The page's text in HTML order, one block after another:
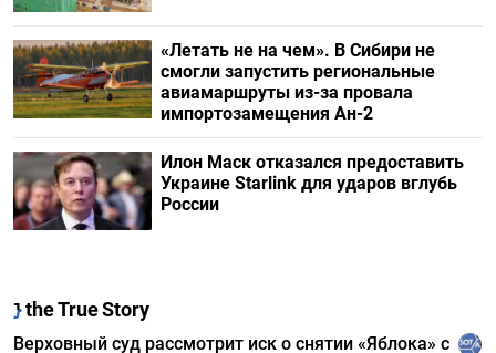
«Летать не на чем». В Сибири не
смогли запустить региональные
авиамаршруты из-за провала
импортозамещения Ан-2
Илон Маск отказался предоставить
Украине Starlink для ударов вглубь
России